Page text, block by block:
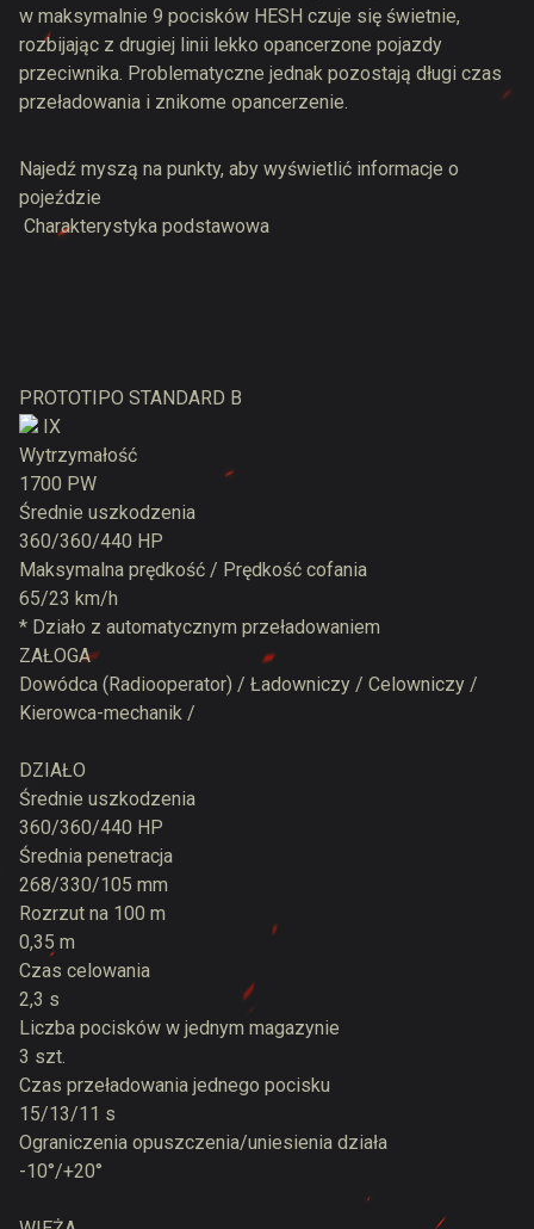
w maksymalnie 9 pocisków HESH czuje się świetnie,
rozbijając z drugiej linii lekko opancerzone pojazdy
przeciwnika. Problematyczne jednak pozostają długi czas
przeładowania i znikome opancerzenie.
Najedź myszą na punkty, aby wyświetlić informacje o
pojeździe
Charakterystyka podstawowa
PROTOTIPO STANDARD B
IX
Wytrzymałość
1700 PW
Średnie uszkodzenia
360/360/440 HP
Maksymalna prędkość / Prędkość cofania
65/23 km/h
* Działo z automatycznym przeładowaniem
ZAŁOGA
Dowódca (Radiooperator) / Ładowniczy / Celowniczy /
Kierowca-mechanik /
DZIAŁO
Średnie uszkodzenia
360/360/440 HP
Średnia penetracja
268/330/105 mm
Rozrzut na 100 m
0,35 m
Czas celowania
2,3 s
Liczba pocisków w jednym magazynie
3 szt.
Czas przeładowania jednego pocisku
15/13/11 s
Ograniczenia opuszczenia/uniesienia działa
-10°/+20°